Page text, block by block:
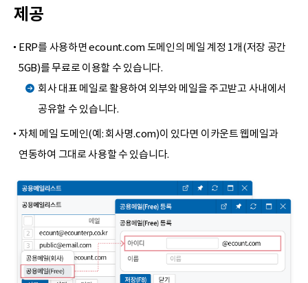
제공
ERP를 사용하면 ecount.com 도메인의 메일 계정 1개(저장 공간
5GB)를 무료로 이용할 수 있습니다.
회사 대표 메일로 활용하여 외부와 메일을 주고받고 사내에서
공유할 수 있습니다.
자체 메일 도메인(예: 회사명.com)이 있다면 이카운트 웹메일과
연동하여 그대로 사용할 수 있습니다.